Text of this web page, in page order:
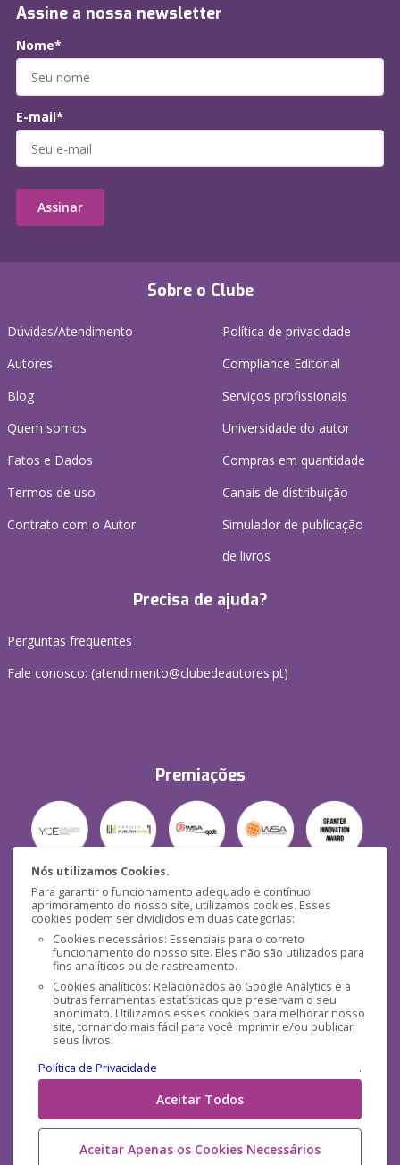
Nós utilizamos Cookies.
Para garantir o funcionamento adequado e contínuo
aprimoramento do nosso site, utilizamos cookies. Esses
cookies podem ser divididos em duas categorias:
Cookies necessários: Essenciais para o correto
funcionamento do nosso site. Eles não são utilizados para
fins analíticos ou de rastreamento.
Cookies analíticos: Relacionados ao Google Analytics e a
outras ferramentas estatísticas que preservam o seu
anonimato. Utilizamos esses cookies para melhorar nosso
site, tornando mais fácil para você imprimir e/ou publicar
seus livros.
Política de Privacidade
.
Aceitar Todos
Aceitar Apenas os Cookies Necessários
Sobre o Clube
Dúvidas/Atendimento
Autores
Blog
Quem somos
Fatos e Dados
Termos de uso
Contrato com o Autor
Política de privacidade
Compliance Editorial
Serviços profissionais
Universidade do autor
Compras em quantidade
Canais de distribuição
Simulador de publicação
de livros
Precisa de ajuda?
Perguntas frequentes
Fale conosco: (atendimento@clubedeautores.pt)
Premiações
Segurança
Mídias Sociais
Assine a nossa newsletter
Nome*
E-mail*
Assinar